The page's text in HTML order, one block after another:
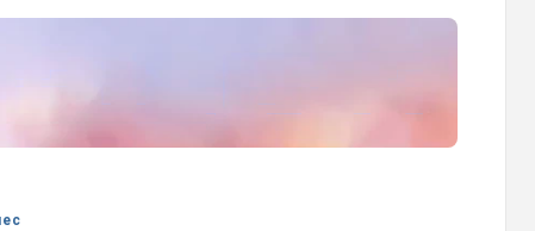
Ucom и FPWC обеспечат круглосуточный